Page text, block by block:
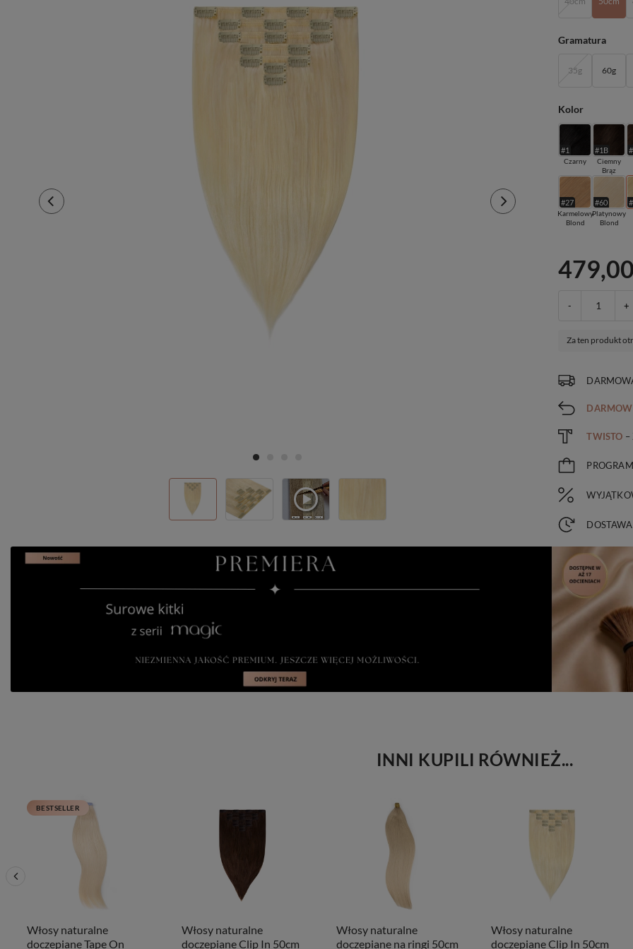
Gramatura
35g 60g
Kolor
#1
Czarny
#1B
Ciemny
Brąz
#27
Karmelowy
Blond
#60
Platynowy
Blond
- +
Za ten produkt
TWISTO –
INNI KUPILI RÓWNIEŻ...
BESTSELLER
Włosy naturalne
doczepiane Tape On
Włosy naturalne
doczepiane Clip In 50cm
Włosy naturalne
doczepiane na ringi 50cm
Włosy naturalne
doczepiane Clip In 50cm